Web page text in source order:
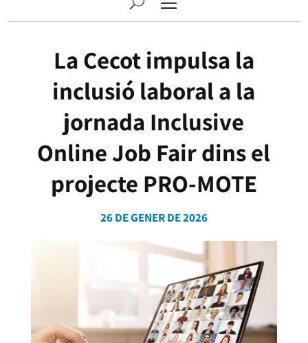
La Cecot impulsa la
inclusió laboral a la
jornada Inclusive
Online Job Fair dins el
projecte PRO-MOTE
26 DE GENER DE 2026